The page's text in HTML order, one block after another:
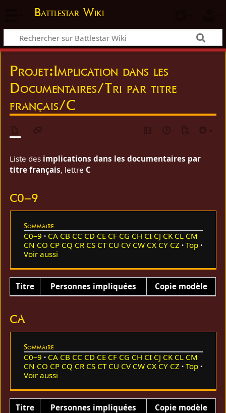
Battlestar Wiki
Projet:Implication dans les
Documentaires/Tri par titre
français/C
Liste des implications dans les documentaires par
titre français, lettre C
C0–9
Sommaire
C0–9 CA CB CC CD CE CF CG CH CI CJ CK CL CM
CN CO CP CQ CR CS CT CU CV CW CX CY CZ
Top
Voir aussi
Titre Personnes impliquées Copie modèle
CA
Sommaire
C0–9 CA CB CC CD CE CF CG CH CI CJ CK CL CM
CN CO CP CQ CR CS CT CU CV CW CX CY CZ
Top
Voir aussi
Titre Personnes impliquées Copie modèle